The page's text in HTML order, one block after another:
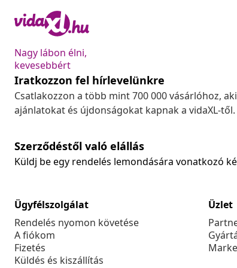
Nagy lábon élni,
kevesebbért
Iratkozzon fel hírlevelünkre
Csatlakozzon a több mint 700 000 vásárlóhoz,
ajánlatokat és újdonságokat kapnak a vidaXL-től.
Szerződéstől való elállás
Küldj be egy rendelés lemondására vonatkozó
Ügyfélszolgálat
Rendelés nyomon követése
A fiókom
Fizetés
Küldés és kiszállítás
Üzlet